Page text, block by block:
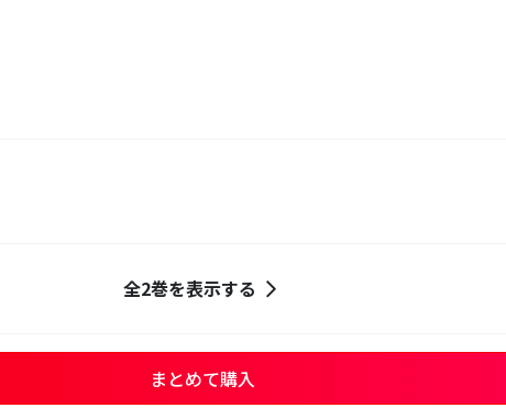
全2巻を表示する
まとめて購入